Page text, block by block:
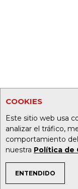
COOKIES
Este sitio web usa
analizar el tráfico,
comportamiento del
nuestra Política de
ENTENDIDO
TEMAS DE INTERÉS